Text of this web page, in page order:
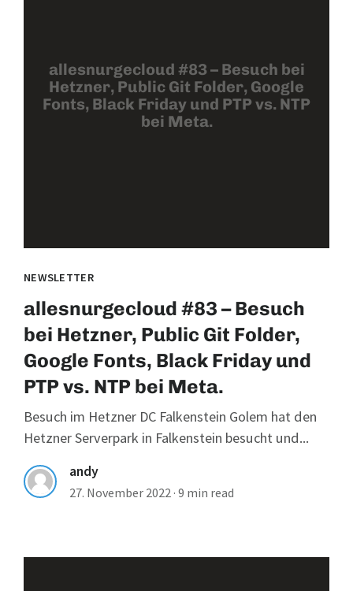
allesnurgecloud #83 – Besuch bei
Hetzner, Public Git Folder, Google
Fonts, Black Friday und PTP vs. NTP
bei Meta.
NEWSLETTER
allesnurgecloud #83 – Besuch
bei Hetzner, Public Git Folder,
Google Fonts, Black Friday und
PTP vs. NTP bei Meta.
Besuch im Hetzner DC Falkenstein Golem hat den
Hetzner Serverpark in Falkenstein besucht und...
andy
27. November 2022 · 9 min read